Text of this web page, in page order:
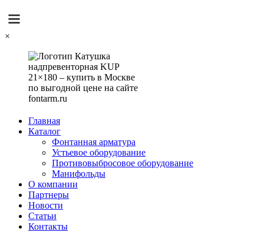
×
Главная
Каталог
Фонтанная арматура
Устьевое оборудование
Противовыбросовое оборудование
Манифольды
О компании
Партнеры
Новости
Статьи
Контакты